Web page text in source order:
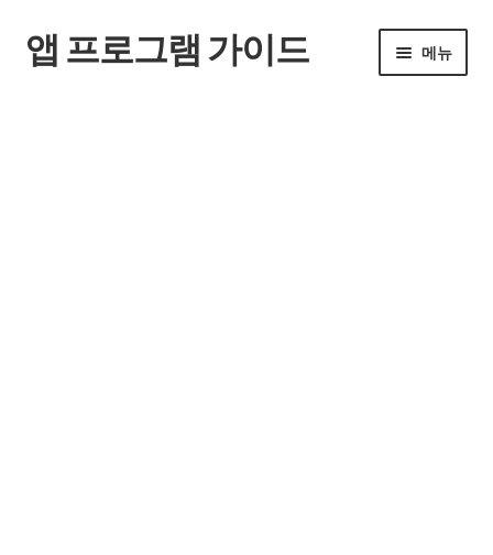
탐
색
컨
텐
앱 프로그램 가이드 메뉴